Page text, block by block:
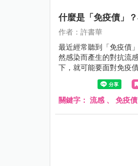
什麼是「免疫債」
作者：許書華
最近經常聽到「免疫債
然感染而產生的對抗流
下，就可能要面對免疫債
關鍵字： 流感 、 免疫債